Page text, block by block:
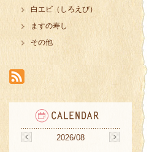
白エビ（しろえび）
ますの寿し
その他
2026/08